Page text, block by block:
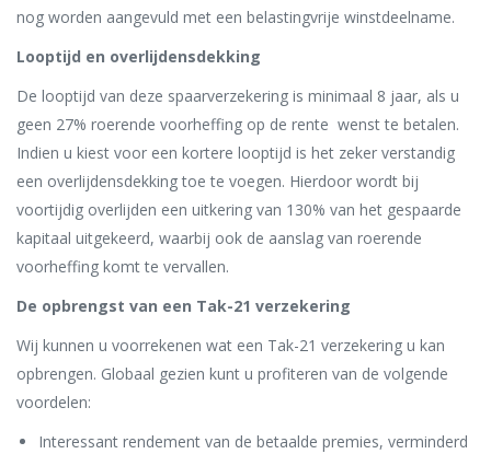
nog worden aangevuld met een belastingvrije winstdeelname.
Looptijd en overlijdensdekking
De looptijd van deze spaarverzekering is minimaal 8 jaar, als u
geen 27% roerende voorheffing op de rente wenst te betalen.
Indien u kiest voor een kortere looptijd is het zeker verstandig
een overlijdensdekking toe te voegen. Hierdoor wordt bij
voortijdig overlijden een uitkering van 130% van het gespaarde
kapitaal uitgekeerd, waarbij ook de aanslag van roerende
voorheffing komt te vervallen.
De opbrengst van een Tak-21 verzekering
Wij kunnen u voorrekenen wat een Tak-21 verzekering u kan
opbrengen. Globaal gezien kunt u profiteren van de volgende
voordelen:
Interessant rendement van de betaalde premies, verminderd